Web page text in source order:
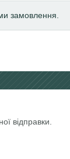
замовлення.
відправки.